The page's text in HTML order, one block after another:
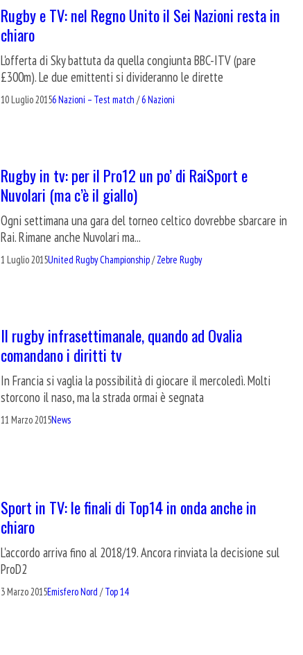
Rugby e TV: nel Regno Unito il Sei Nazioni resta in
chiaro
L'offerta di Sky battuta da quella congiunta BBC-ITV (pare
£300m). Le due emittenti si divideranno le dirette
10 Luglio 20156 Nazioni – Test match /6 Nazioni
Rugby in tv: per il Pro12 un po’ di RaiSport e
Nuvolari (ma c’è il giallo)
Ogni settimana una gara del torneo celtico dovrebbe sbarcare in
Rai. Rimane anche Nuvolari ma...
1 Luglio 2015United Rugby Championship/Zebre Rugby
Il rugby infrasettimanale, quando ad Ovalia
comandano i diritti tv
In Francia si vaglia la possibilità di giocare il mercoledì. Molti
storcono il naso, ma la strada ormai è segnata
11 Marzo 2015News
Sport in TV: le finali di Top14 in onda anche in
chiaro
L'accordo arriva fino al 2018/19. Ancora rinviata la decisione sul
ProD2
3 Marzo 2015Emisfero Nord /Top 14